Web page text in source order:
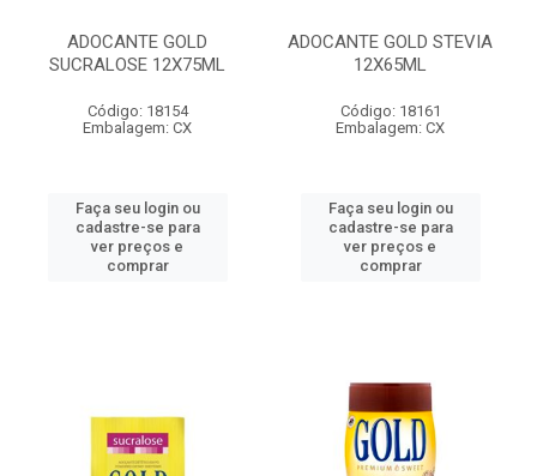
ADOCANTE GOLD
SUCRALOSE 12X75ML
Código: 18154
Embalagem: CX
Faça seu login ou
cadastre-se para
ver preços e
comprar
ADOCANTE GOLD STEVIA
12X65ML
Código: 18161
Embalagem: CX
Faça seu login ou
cadastre-se para
ver preços e
comprar